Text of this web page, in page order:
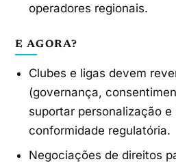
operadores regionais.
E AGORA?
Clubes e ligas devem
(governança,
suportar personalização
conformidade regulatória.
Negociações de direitos